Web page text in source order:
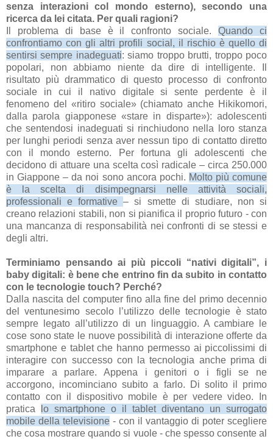
senza interazioni col mondo esterno), secondo una
ricerca da lei citata. Per quali ragioni?
Il problema di base è il confronto sociale.Quando ci
confrontiamo con gli altri profili social, il rischio è quello di
sentirsi sempre inadeguati: siamo troppo brutti, troppo poco
popolari, non abbiamo niente da dire di intelligente. Il
risultato più drammatico di questo processo di confronto
sociale in cui il nativo digitale si sente perdente è il
fenomeno del «ritiro sociale» (chiamato anche Hikikomori,
dalla parola giapponese «stare in disparte»): adolescenti
che sentendosi inadeguati si rinchiudono nella loro stanza
per lunghi periodi senza aver nessun tipo di contatto diretto
con il mondo esterno. Per fortuna gli adolescenti che
decidono di attuare una scelta così radicale – circa 250.000
in Giappone – da noi sono ancora pochi. Molto più comune
è la scelta di disimpegnarsi nelle attività sociali,
professionali e formative– si smette di studiare, non si
creano relazioni stabili, non si pianifica il proprio futuro - con
una mancanza di responsabilità nei confronti di se stessi e
degli altri.
Terminiamo pensando ai più piccoli “nativi digitali”, i
baby digitali: è bene che entrino fin da subito in contatto
con le tecnologie touch? Perché?
Dalla nascita del computer fino alla fine del primo decennio
del ventunesimo secolo l’utilizzo delle tecnologie è stato
sempre legato all’utilizzo di un linguaggio. A cambiare le
cose sono state le nuove possibilità di interazione offerte da
smartphone e tablet che hanno permesso ai piccolissimi di
interagire con successo con la tecnologia anche prima di
imparare a parlare. Appena i genitori o i figli se ne
accorgono, incominciano subito a farlo. Di solito il primo
contatto con il dispositivo mobile è per vedere video. In
pratica
lo smartphone o il tablet diventano un surrogato
mobile della televisione - con il vantaggio di poter scegliere
che cosa mostrare quando si vuole - che spesso consente al